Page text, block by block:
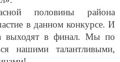
половины района
в данном конкурсе. И
выходят в финал. Мы по
нашими талантливыми,